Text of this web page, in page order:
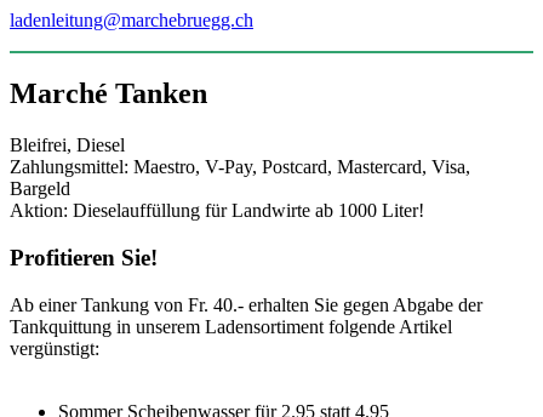
ladenleitung@marchebruegg.ch
Marché Tanken
Bleifrei, Diesel
Zahlungsmittel: Maestro, V-Pay, Postcard, Mastercard, Visa,
Bargeld
Aktion: Dieselauffüllung für Landwirte ab 1000 Liter!
Profitieren Sie!
Ab einer Tankung von Fr. 40.- erhalten Sie gegen Abgabe der
Tankquittung in unserem Ladensortiment folgende Artikel
vergünstigt:
Sommer Scheibenwasser für 2.95 statt 4.95